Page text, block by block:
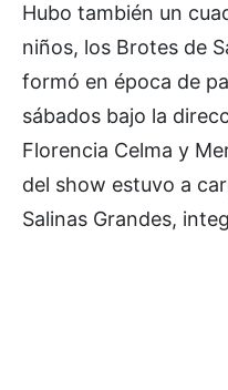
Hubo también un
niños, los Brotes de
formó en época de
sábados bajo la
Florencia Celma y
del show estuvo a
Salinas Grandes,